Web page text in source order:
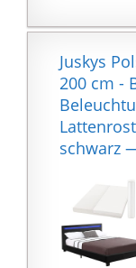
Juskys
200 cm -
schwarz